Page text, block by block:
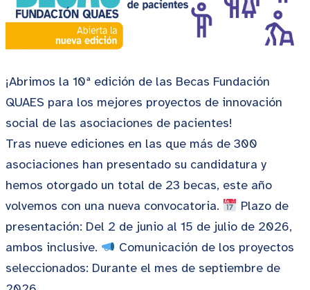
¡Abrimos la 10ª edición de las Becas Fundación
QUAES para los mejores proyectos de innovación
social de las asociaciones de pacientes!
Tras nueve ediciones en las que más de 300
asociaciones han presentado su candidatura y
hemos otorgado un total de 23 becas, este año
volvemos con una nueva convocatoria.
Plazo de
presentación: Del 2 de junio al 15 de julio de 2026,
ambos inclusive.
Comunicación de los proyectos
seleccionados: Durante el mes de septiembre de